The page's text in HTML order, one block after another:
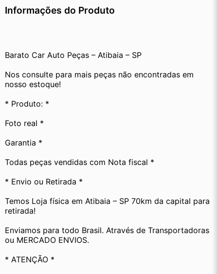
Informações do Produto
Barato Car Auto Peças – Atibaia – SP
Nos consulte para mais peças não encontradas em
nosso estoque!
* Produto: *
Foto real *
Garantia *
Todas peças vendidas com Nota fiscal *
* Envio ou Retirada *
Temos Loja física em Atibaia – SP 70km da capital para
retirada!
Enviamos para todo Brasil. Através de Transportadoras
ou MERCADO ENVIOS.
* ATENÇÃO *